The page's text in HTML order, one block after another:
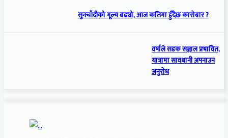
सुनचाँदीको मूल्य बढ्यो, आज कतिमा हुँदैछ कारोबार ?
वर्षाले सडक सञ्जाल प्रभावित,
यात्रामा सावधानी अपनाउन
अनुरोध